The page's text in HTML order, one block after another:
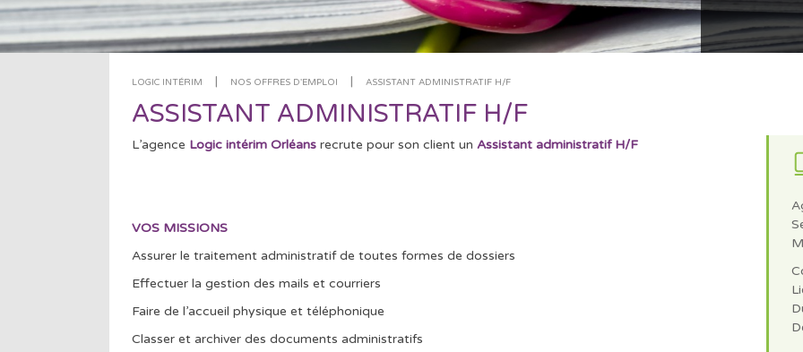
LOGIC INTÉRIM | NOS OFFRES D'EMPLOI | ASSISTANT ADMINISTRATIF H/F
ASSISTANT ADMINISTRATIF H/F
L’agence Logic intérim Orléans recrute pour son client un Assistant administratif H/F
VOS MISSIONS
Assurer le traitement administratif de toutes formes de dossiers
Effectuer la gestion des mails et courriers
Faire de l’accueil physique et téléphonique
Classer et archiver des documents administratifs